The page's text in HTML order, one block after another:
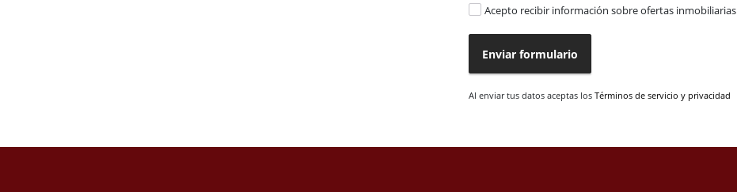
Acepto recibir información sobre ofertas inmobiliarias
Enviar formulario
Al enviar tus datos aceptas los Términos de servicio y privacidad